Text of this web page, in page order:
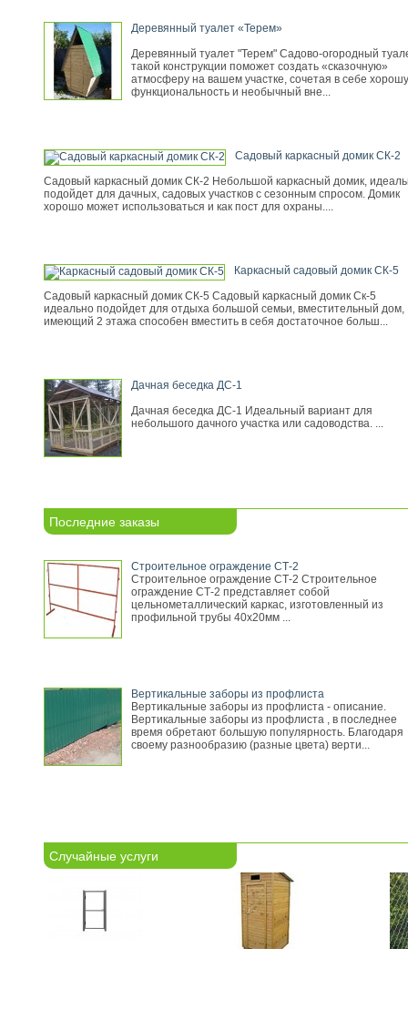
Деревянный туалет «Терем»
Деревянный туалет "Терем" Садово-огородный
такой конструкции поможет создать «сказочную»
атмосферу на вашем участке, сочетая в себе
функциональность и необычный вне...
Садовый каркасный домик СК-2
Садовый каркасный домик СК-2 Небольшой каркасный домик,
подойдет для дачных, садовых участков с сезонным спросом. Домик
хорошо может использоваться и как пост для охраны....
Каркасный садовый домик СК-5
Садовый каркасный домик СК-5 Садовый каркасный домик Ск-5
идеально подойдет для отдыха большой семьи, вместительный дом,
имеющий 2 этажа способен вместить в себя достаточное больш...
Дачная беседка ДС-1
Дачная беседка ДС-1 Идеальный вариант для
небольшого дачного участка или садоводства. ...
Последние заказы
Строительное ограждение СТ-2
Строительное ограждение СТ-2 Строительное
ограждение СТ-2 представляет собой
цельнометаллический каркас, изготовленный из
профильной трубы 40х20мм ...
Вертикальные заборы из профлиста
Вертикальные заборы из профлиста - описание.
Вертикальные заборы из профлиста , в последнее
время обретают большую популярность. Благодаря
своему разнообразию (разные цвета) верти...
Случайные услуги